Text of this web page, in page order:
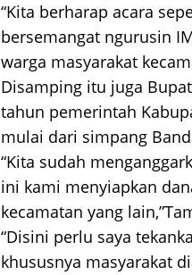
“Kita berharap acara
bersemangat ngurusin
warga masyarakat
Disamping itu juga
tahun pemerintah
mulai dari simpang
“Kita sudah
ini kami menyiapkan
kecamatan yang
“Disini perlu saya
khususnya masyarakat